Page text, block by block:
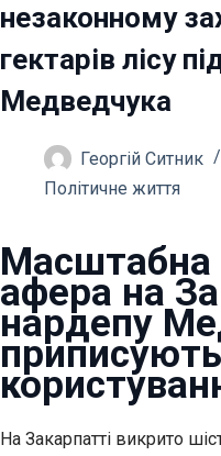
незаконному
гектарів лісу
Медведчука
Георгій Ситник
Політичне життя
Масштабна
афера на
нардепу
На Закарпатті викрито